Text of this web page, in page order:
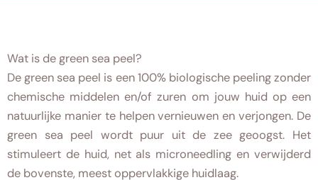
Wat is de green sea peel?
De green sea peel is een 100% biologische peeling zonder
chemische middelen en/of zuren om jouw huid op een
natuurlijke manier te helpen vernieuwen en verjongen. De
green sea peel wordt puur uit de zee geoogst. Het
stimuleert de huid, net als microneedling en verwijderd
de bovenste, meest oppervlakkige huidlaag.